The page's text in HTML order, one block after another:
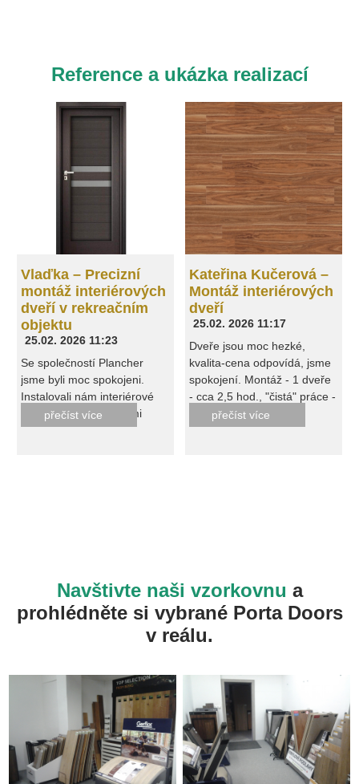
Reference a ukázka realizací
Vlaďka – Precizní
montáž interiérových
dveří v rekreačním
objektu
25.02. 2026 11:23
Se společností Plancher
jsme byli moc spokojeni.
Instalovali nám interiérové
dveře na chalupě, velmi
dobrá komunikace s p.
přečíst více
Kateřina Kučerová –
Montáž interiérových
dveří
25.02. 2026 11:17
Dveře jsou moc hezké,
kvalita-cena odpovídá, jsme
spokojení. Montáž - 1 dveře
- cca 2,5 hod., "čistá" práce -
montážník po sobě uklidil,
vše bez problémů. Čekací
přečíst více
Navštivte naši vzorkovnu a
prohlédněte si vybrané Porta Doors
v reálu.